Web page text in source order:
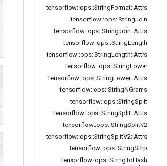
tensorflow::ops::StringFormat::Attrs
tensorflow::ops::StringJoin
tensorflow::ops::StringJoin::Attrs
tensorflow::ops::StringLength
tensorflow::ops::StringLength::Attrs
tensorflow::ops::StringLower
tensorflow::ops::StringLower::Attrs
tensorflow::ops::StringNGrams
tensorflow::ops::StringSplit
tensorflow::ops::StringSplit::Attrs
tensorflow::ops::StringSplitV2
tensorflow::ops::StringSplitV2::Attrs
tensorflow::ops::StringStrip
tensorflow::ops::StringToHash